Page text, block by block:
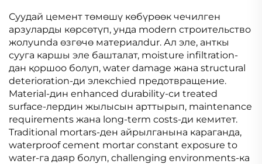
МЕМБРАНАСЫ
МЕМБРАНАСЫ
Суудай цемент төмөшү көбүрөөк чечилген
арзуларды көрсөтүп, унда modern строительство
жолуunda өзгөчө материалdur. Ал эле, анткы
сууга каршы эле башталат, moisture infiltration-
дан қоршоо болуп, water damage жана structural
deterioration-ди элекchied предотвращение.
Material-дин enhanced durability-си treated
surface-лердин жылысын арттырып, maintenance
requirements жана long-term costs-ди кемитет.
Traditional mortars-ден айрылганына караганда,
waterproof cement mortar constant exposure to
water-га даяр болуп, challenging environments-ка